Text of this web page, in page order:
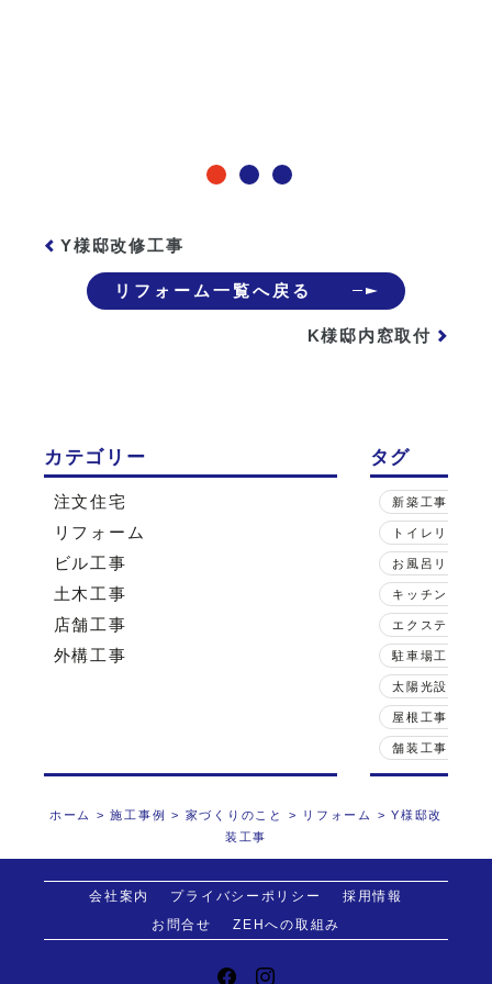
Y様邸改修工事
リフォーム一覧へ戻る
K様邸内窓取付
カテゴリー
注文住宅
リフォーム
ビル工事
土木工事
店舗工事
外構工事
タグ
新築工事
トイレリフォ
お風呂リフォ
キッチンリフ
エクステリア
駐車場工事
太陽光設備
屋根工事
舗装工事
ホーム >施工事例 > 家づくりのこと > リフォーム >Y様邸改
装工事
会社案内 プライバシーポリシー
採用情報
お問合せ
ZEHへの取組み